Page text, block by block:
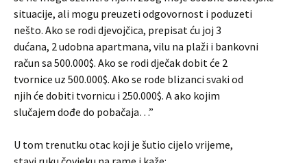
situacije, ali mogu preuzeti odgovornost i poduzeti
nešto. Ako se rodi djevojčica, prepisat ću joj 3
dućana, 2 udobna apartmana, vilu na plaži i bankovni
račun sa 500.000$. Ako se rodi dječak dobit će 2
tvornice uz 500.000$. Ako se rode blizanci svaki od
njih će dobiti tvornicu i 250.000$. A ako kojim
slučajem dođe do pobačaja…”
U tom trenutku otac koji je šutio cijelo vrijeme,